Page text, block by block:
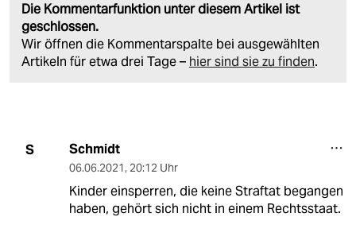
Die Kommentarfunktion unter diesem Artikel ist
geschlossen.
Wir öffnen die Kommentarspalte bei ausgewählten
Artikeln für etwa drei Tage – hier sind sie zu finden.
S Schmidt
06.06.2021, 20:12 Uhr
Kinder einsperren, die keine Straftat begangen
haben, gehört sich nicht in einem Rechtsstaat.